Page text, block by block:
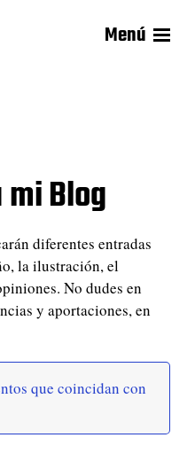
Menú
Blog
diferentes entradas
la ilustración, el
No dudes en
y aportaciones, en
que coincidan con